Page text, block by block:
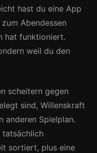
hast du eine App
Abendessen
hat funktioniert.
weil du den
scheitern gegen
sind, Willenskraft
anderen Spielplan.
tatsächlich
sortiert, plus eine